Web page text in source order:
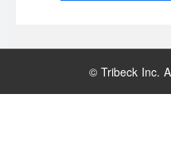
© Tribeck Inc.